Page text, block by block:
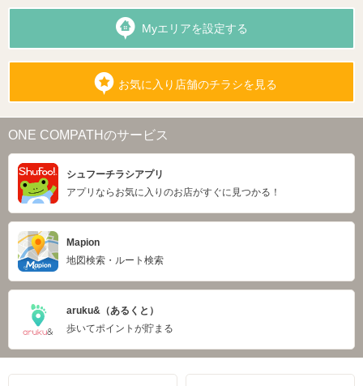
Myエリアを設定する
お気に入り店舗のチラシを見る
ONE COMPATHのサービス
シュフーチラシアプリ
アプリならお気に入りのお店がすぐに見つかる！
Mapion
地図検索・ルート検索
aruku&（あるくと）
歩いてポイントが貯まる